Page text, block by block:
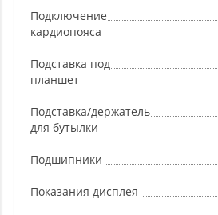
Подключение
кардиопояса
Подставка под
планшет
Подставка/держатель
для бутылки
Подшипники
Показания дисплея